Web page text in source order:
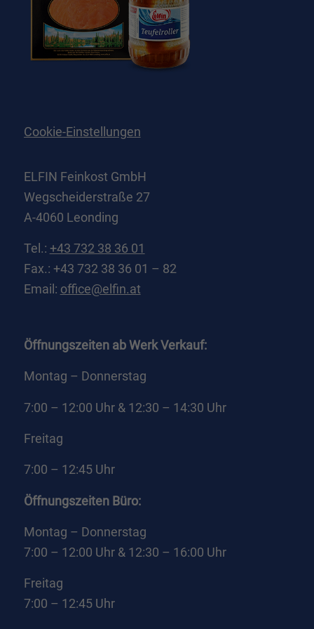
Cookie-Einstellungen
ELFIN Feinkost GmbH
Wegscheiderstraße 27
A-4060 Leonding
Tel.: +43 732 38 36 01
Fax.: +43 732 38 36 01 – 82
Email: office@elfin.at
Öffnungszeiten ab Werk Verkauf:
Montag – Donnerstag
7:00 – 12:00 Uhr & 12:30 – 14:30 Uhr
Freitag
7:00 – 12:45 Uhr
Öffnungszeiten Büro:
Montag – Donnerstag
7:00 – 12:00 Uhr & 12:30 – 16:00 Uhr
Freitag
7:00 – 12:45 Uhr
Essenzielle Cookies ermöglichen grundlegende Funktionen und sind für die
einwandfreie Funktion der Website erforderlich.
Cookie-Informationen anzeigen
mehr.